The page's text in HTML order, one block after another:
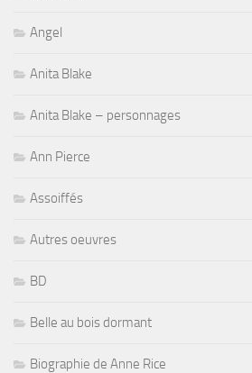
Angel
Anita Blake
Anita Blake – personnages
Ann Pierce
Assoiffés
Autres oeuvres
BD
Belle au bois dormant
Biographie de Anne Rice